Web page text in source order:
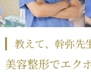
教えて、幹弥先
美容整形でエク